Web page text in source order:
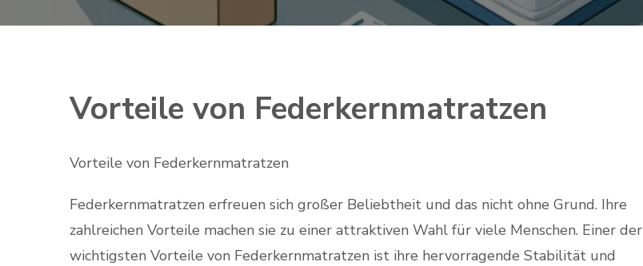
Vorteile von Federkernmatratzen
Vorteile von Federkernmatratzen
Federkernmatratzen erfreuen sich großer Beliebtheit und das nicht ohne Grund. Ihre
zahlreichen Vorteile machen sie zu einer attraktiven Wahl für viele Menschen. Einer der
wichtigsten Vorteile von Federkernmatratzen ist ihre hervorragende Stabilität und